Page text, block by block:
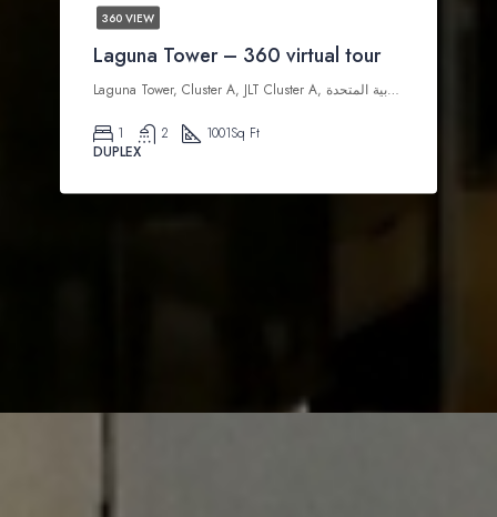
360 VIEW
Laguna Tower – 360 virtual tour
Laguna Tower, Cluster A, JLT Cluster A, تلال الإمارات, دبي, الإمارات العربية المتحدة
1 2 1001Sq Ft
DUPLEX